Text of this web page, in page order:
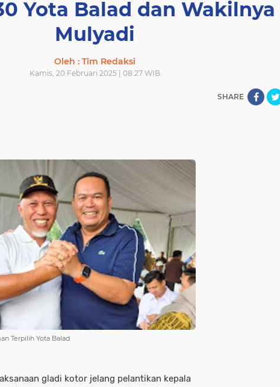
Yota Balad dan Wakilnya
Mulyadi
Oleh : Tim Redaksi
Kamis, 20 Februari 2025 | 08:27 WIB
SHARE
Terpilih Yota Balad
gladi kotor jelang pelantikan kepala